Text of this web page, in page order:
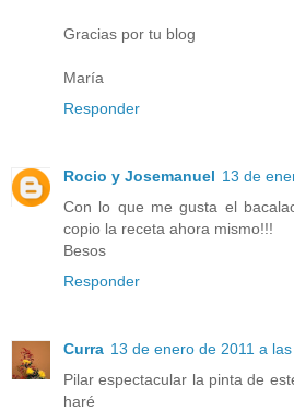
Gracias por tu blog
María
Responder
Rocio y Josemanuel 13 de
Con lo que me gusta el
copio la receta ahora mismo!!!
Besos
Responder
Curra 13 de enero de 2011 a
Pilar espectacular la pinta de
haré